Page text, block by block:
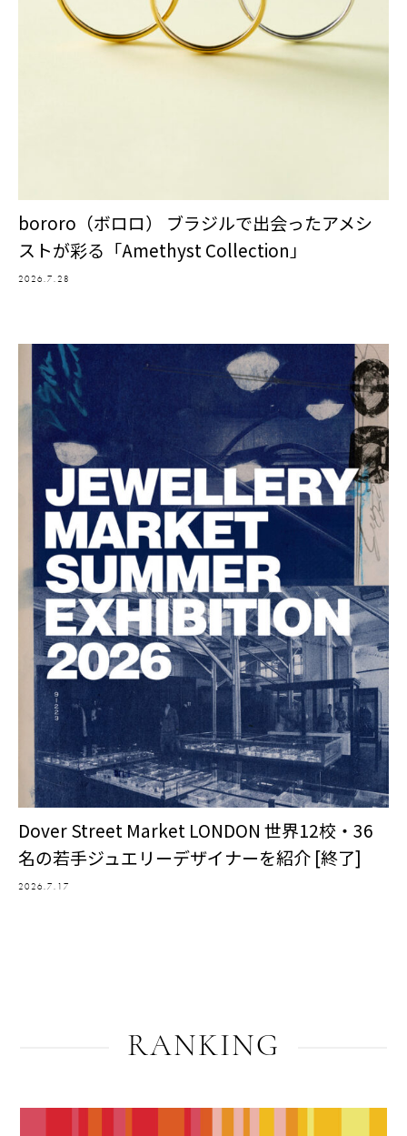
bororo（ボロロ） ブラジルで出会ったアメシ
ストが彩る「Amethyst Collection」
2026.7.28
Dover Street Market LONDON 世界12校・36
名の若手ジュエリーデザイナーを紹介 [終了]
2026.7.17
RANKING